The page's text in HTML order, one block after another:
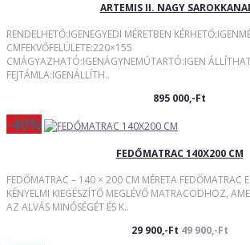
ARTEMIS II. NAGY
RENDELHETŐ:IGENEGYEDI MÉRETBEN
CMFEKVŐFELÜLETE:220×155
CMÁGYAZHATÓ:IGENÁGYNEMŰTARTÓ:IGEN
FEJTÁMLA:IGENÁLLÍTH..
895 000,-Ft
-40%
FEDŐMATRAC 140X200 CM
FEDŐMATRAC – 140 × 200 CM MÉRETA FEDŐMATRAC
KÉNYELMI KIEGÉSZÍTŐ MEGLÉVŐ MATRACODHOZ,
AZ ALVÁS MINŐSÉGÉT ÉS K..
29 900,-Ft 49 900,-Ft